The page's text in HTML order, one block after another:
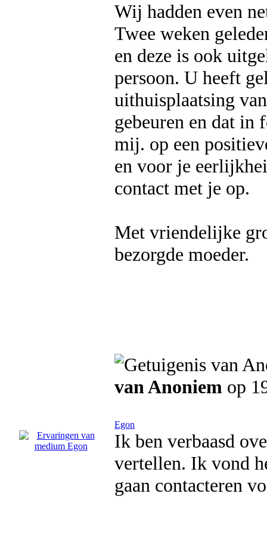
Wij hadden even
Twee weken
en deze is ook
persoon. U heeft
uithuisplaatsing
gebeuren en dat
mij. op een
en voor je
contact met je op.
Met vriendelijke
bezorgde moeder.
van Anoniem op
Egon
Ik ben verbaasd
vertellen. Ik vond
gaan contacteren